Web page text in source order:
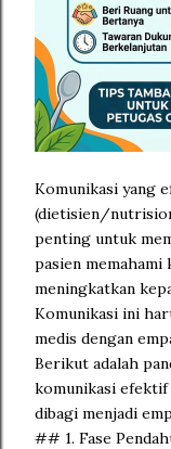
Komunikasi yang
(dietisien/
penting untuk
pasien memahami
meningkatkan
Komunikasi ini
medis dengan
Berikut adalah
komunikasi efektif
dibagi menjadi
## 1. Fase